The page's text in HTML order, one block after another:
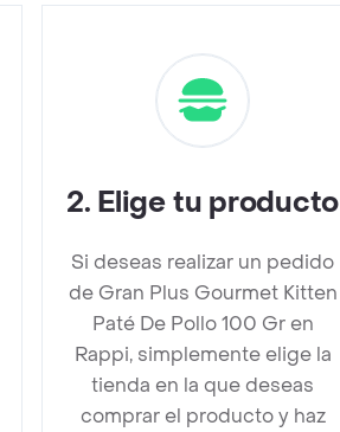
2. Elige tu producto
Si deseas realizar un pedido
de Gran Plus Gourmet Kitten
Paté De Pollo 100 Gr en
Rappi, simplemente elige la
tienda en la que deseas
comprar el producto y haz